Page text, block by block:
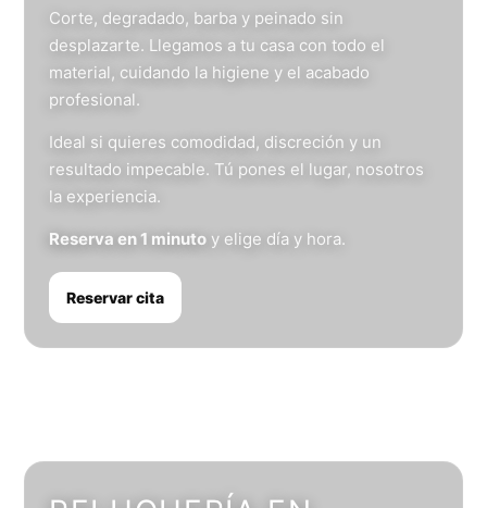
Corte, degradado, barba y peinado sin
desplazarte. Llegamos a tu casa con todo el
material, cuidando la higiene y el acabado
profesional.
Ideal si quieres comodidad, discreción y un
resultado impecable. Tú pones el lugar, nosotros
la experiencia.
Reserva en 1 minuto y elige día y hora.
Reservar cita